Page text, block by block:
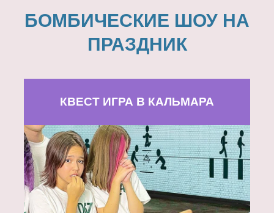
БОМБИЧЕСКИЕ ШОУ НА
ПРАЗДНИК
КВЕСТ ИГРА В КАЛЬМАРА